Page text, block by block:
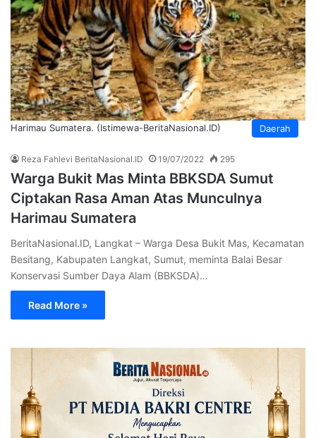
Daerah
Harimau Sumatera. (Istimewa-BeritaNasional.ID)
Reza Fahlevi BeritaNasional.ID 19/07/2022 295
Warga Bukit Mas Minta BBKSDA Sumut
Ciptakan Rasa Aman Atas Munculnya
Harimau Sumatera
BeritaNasional.ID, Langkat – Warga Desa Bukit Mas, Kecamatan
Besitang, Kabupaten Langkat, Sumut, meminta Balai Besar
Konservasi Sumber Daya Alam (BBKSDA)…
Read More »